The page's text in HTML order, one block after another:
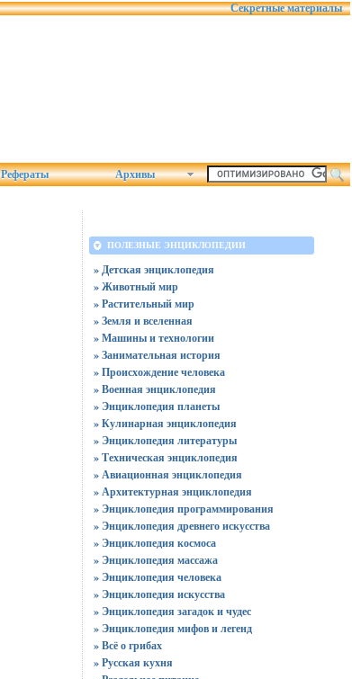
Секретные материалы
Рефераты Архивы
ПОЛЕЗНЫЕ ЭНЦИКЛОПЕДИИ
» Детская энциклопедия
» Животный мир
» Растительный мир
» Земля и вселенная
» Машины и технологии
» Занимательная история
» Происхождение человека
» Военная энциклопедия
» Энциклопедия планеты
» Кулинарная энциклопедия
» Энциклопедия литературы
» Техническая энциклопедия
» Авиационная энциклопедия
» Архитектурная энциклопедия
» Энциклопедия программирования
» Энциклопедия древнего искусства
» Энциклопедия космоса
» Энциклопедия массажа
» Энциклопедия человека
» Энциклопедия искусства
» Энциклопедия загадок и чудес
» Энциклопедия мифов и легенд
» Всё о грибах
» Русская кухня